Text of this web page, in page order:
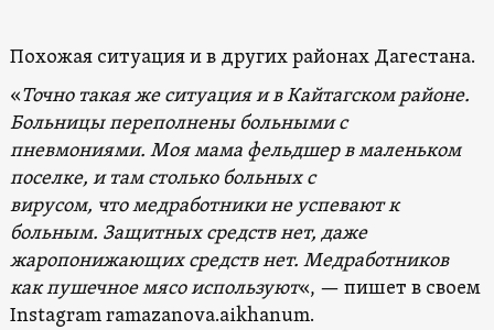
Похожая ситуация и в других районах Дагестана.
«Точно такая же ситуация и в Кайтагском районе.
Больницы переполнены больными с
пневмониями. Моя мама фельдшер в маленьком
поселке, и там столько больных с
вирусом, что медработники не успевают к
больным. Защитных средств нет, даже
жаропонижающих средств нет. Медработников
как пушечное мясо используют«, — пишет в своем
Instagram ramazanova.aikhanum.